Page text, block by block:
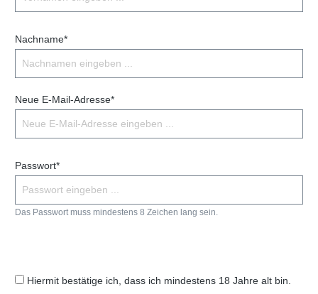
Nachname*
Neue E-Mail-Adresse*
Passwort*
Das Passwort muss mindestens 8 Zeichen lang sein.
Hiermit bestätige ich, dass ich mindestens 18 Jahre alt bin.